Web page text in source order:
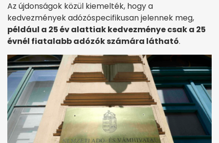
Az újdonságok közül kiemelték, hogy a
kedvezmények adózóspecifikusan jelennek meg,
például a 25 év alattiak kedvezménye csak a 25
évnél fiatalabb adózók számára látható.